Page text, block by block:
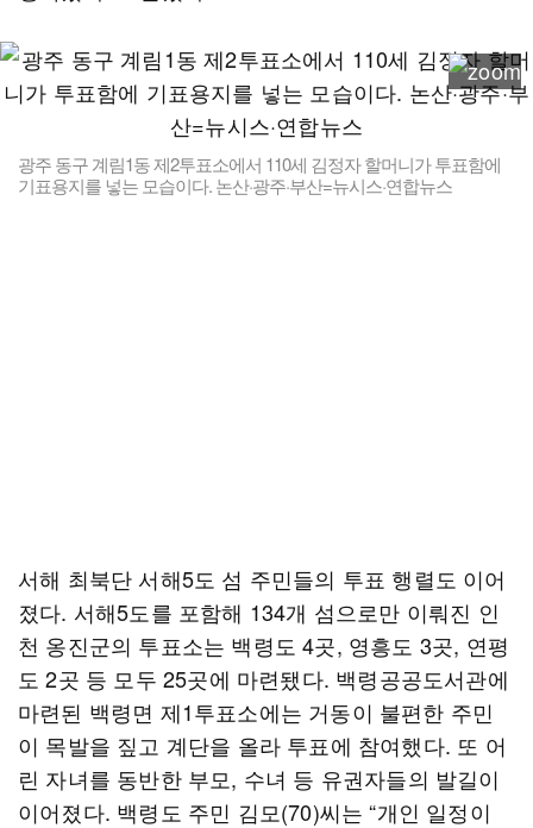
광주 동구 계림1동 제2투표소에서 110세 김정자 할머니가 투표함에
기표용지를 넣는 모습이다. 논산·광주·부산=뉴시스·연합뉴스
서해 최북단 서해5도 섬 주민들의 투표 행렬도 이어
졌다. 서해5도를 포함해 134개 섬으로만 이뤄진 인
천 옹진군의 투표소는 백령도 4곳, 영흥도 3곳, 연평
도 2곳 등 모두 25곳에 마련됐다. 백령공공도서관에
마련된 백령면 제1투표소에는 거동이 불편한 주민
이 목발을 짚고 계단을 올라 투표에 참여했다. 또 어
린 자녀를 동반한 부모, 수녀 등 유권자들의 발길이
이어졌다. 백령도 주민 김모(70)씨는 “개인 일정이